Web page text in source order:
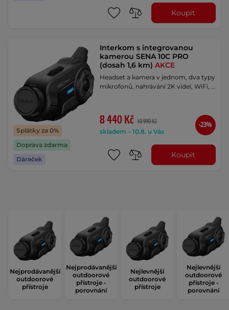
Koupit
Splátky za 0%
Doprava zdarma
Dáreček
Interkom s integrovanou
kamerou SENA 10C PRO
(dosah 1,6 km)AKCE
Headset a kamera v jednom, dva typy
mikrofonů, nahrávání 2K videí, WiFi, …
8 440 Kč 10 990 Kč
skladem – 10.8. u Vás
-23%
Koupit
Nejprodávanější
outdoorové
přístroje
Nejprodávanější
outdoorové
přístroje -
porovnání
Nejlevnější
outdoorové
přístroje
Nejlevnější
outdoorové
přístroje -
porovnání